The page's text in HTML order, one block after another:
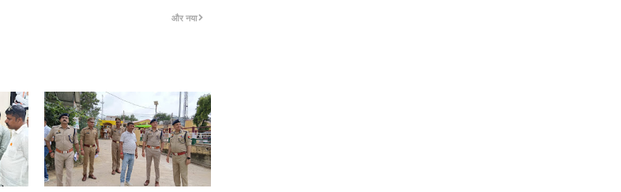
और नया